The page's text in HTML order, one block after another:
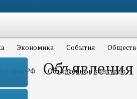
Экономика События
История РФ Объявления и конкурсы